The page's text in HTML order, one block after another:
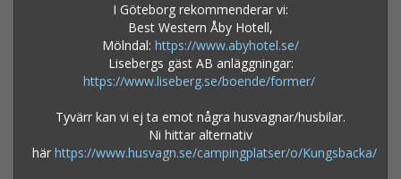
I Göteborg rekommenderar vi:
Best Western Åby Hotell,
Mölndal: https://www.abyhotel.se/
Lisebergs gäst AB anläggningar:
https://www.liseberg.se/boende/former/
Tyvärr kan vi ej ta emot några husvagnar/husbilar.
Ni hittar alternativ
här https://www.husvagn.se/campingplatser/o/Kungsbacka/